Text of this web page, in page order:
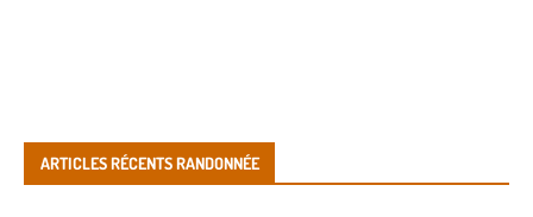
ARTICLES RÉCENTS RANDONNÉE